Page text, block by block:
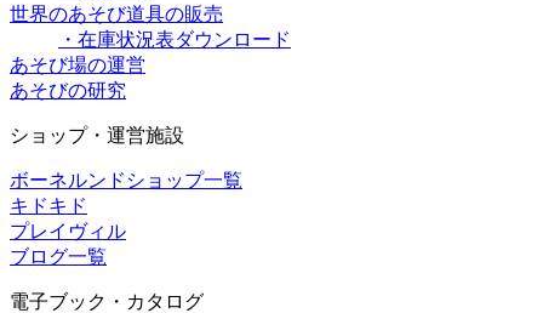
世界のあそび道具の販売
・在庫状況表ダウンロード
あそび場の運営
あそびの研究
ショップ・運営施設
ボーネルンドショップ一覧
キドキド
プレイヴィル
ブログ一覧
電子ブック・カタログ